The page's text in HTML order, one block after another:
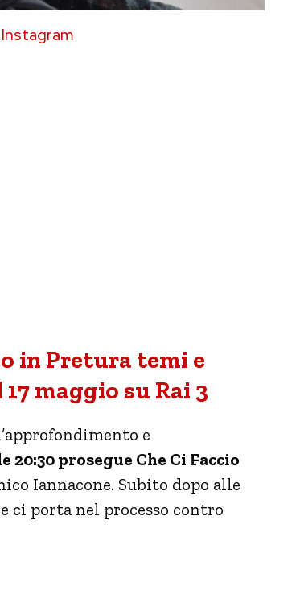
Instagram
in Pretura temi e
maggio su Rai 3
e
20:30 prosegue Che Ci Faccio
Iannacone. Subito dopo alle
ci porta nel processo contro